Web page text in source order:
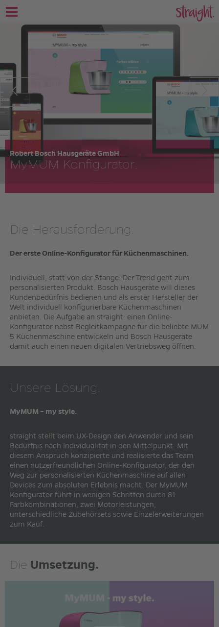
Robert Bosch Hausgeräte GmbH
MyMUM Konfigurator.
Die Herausforderung.
Der erste Online-Konfigurator für Küchenmaschinen.
Individuell, statt von der Stange: Der Trend geht zum
personalisierten Produkt. Bosch Hausgeräte will dieses
Kundenbedürfnis bedienen und als erster Hersteller der
Welt individuell konfigurierbare Küchenmaschinen
anbieten. Die Aufgabe an straight: einen Online-
Konfigurator nebst Begleitkampagne für die beliebte MUM
5 Küchenmaschine entwickeln und Bosch Hausgeräte
damit auch einen neuen digitalen Vertriebsweg öffnen.
Unsere Lösung.
MyMUM – my style.
straight stellt beim UX-Design den Anwender und sein
Bedürfnis nach Individualität in den Mittelpunkt. Mit
diesem Anspruch konzipierte und realisierte das Team
einen nutzerfreundlichen Online-Konfigurator, der den
Weg zur personalisierten Küchenmaschine auf allen
Devices zum absoluten Erlebnis macht. Der MyMUM
Konfigurator führt in wenigen Schritten durch 81
Farbkombinationen, zwei Motorleistungen,
unterschiedliche Zubehörsets sowie Einzelerweiterungen
zum Kauf.
Die Umsetzung.